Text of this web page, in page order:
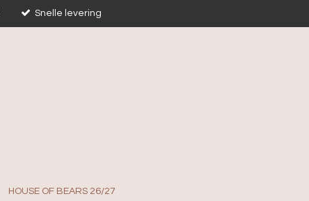
Snelle levering
HOUSE OF BEARS 26/27